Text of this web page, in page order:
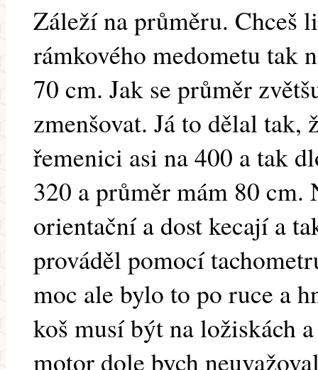
Záleží na průměru. Chceš
rámkového medometu tak
70 cm. Jak se průměr
zmenšovat. Já to dělal tak,
řemenici asi na 400 a tak
320 a průměr mám 80
orientační a dost kecají a
prováděl pomocí
moc ale bylo to po ruce a
koš musí být na ložiskách
motor dole bych